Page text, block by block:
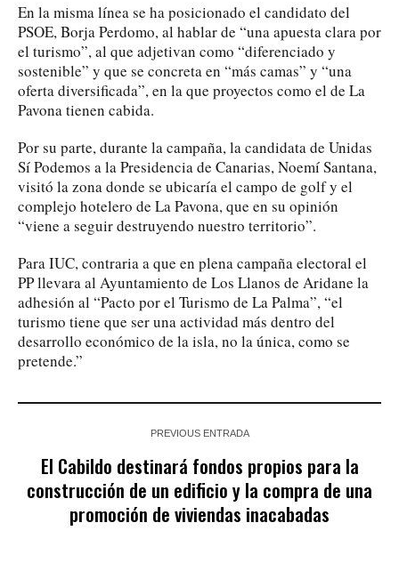
En la misma línea se ha posicionado el candidato del
PSOE, Borja Perdomo, al hablar de “una apuesta clara por
el turismo”, al que adjetivan como “diferenciado y
sostenible” y que se concreta en “más camas” y “una
oferta diversificada”, en la que proyectos como el de La
Pavona tienen cabida.
Por su parte, durante la campaña, la candidata de Unidas
Sí Podemos a la Presidencia de Canarias, Noemí Santana,
visitó la zona donde se ubicaría el campo de golf y el
complejo hotelero de La Pavona, que en su opinión
“viene a seguir destruyendo nuestro territorio”.
Para IUC, contraria a que en plena campaña electoral el
PP llevara al Ayuntamiento de Los Llanos de Aridane la
adhesión al “Pacto por el Turismo de La Palma”, “el
turismo tiene que ser una actividad más dentro del
desarrollo económico de la isla, no la única, como se
pretende.”
PREVIOUS ENTRADA
El Cabildo destinará fondos propios para la
construcción de un edificio y la compra de una
promoción de viviendas inacabadas